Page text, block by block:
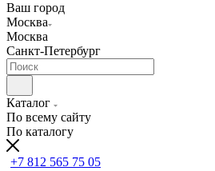
Ваш город
Москва
Москва
Санкт-Петербург
Каталог
По всему сайту
По каталогу
+7 812 565 75 05